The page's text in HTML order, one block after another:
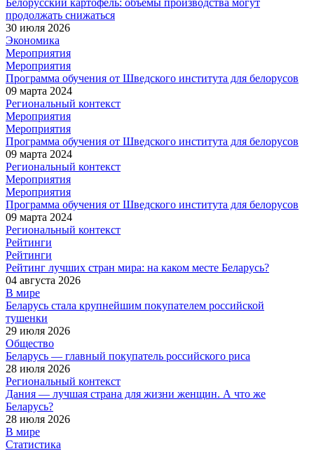
Белорусский картофель: объемы производства могут
продолжать снижаться
30 июля 2026
Экономика
Мероприятия
Мероприятия
Программа обучения от Шведского института для белорусов
09 марта 2024
Региональный контекст
Мероприятия
Мероприятия
Программа обучения от Шведского института для белорусов
09 марта 2024
Региональный контекст
Мероприятия
Мероприятия
Программа обучения от Шведского института для белорусов
09 марта 2024
Региональный контекст
Рейтинги
Рейтинги
Рейтинг лучших стран мира: на каком месте Беларусь?
04 августа 2026
В мире
Беларусь стала крупнейшим покупателем российской
тушенки
29 июля 2026
Общество
Беларусь — главный покупатель российского риса
28 июля 2026
Региональный контекст
Дания — лучшая страна для жизни женщин. А что же
Беларусь?
28 июля 2026
В мире
Статистика